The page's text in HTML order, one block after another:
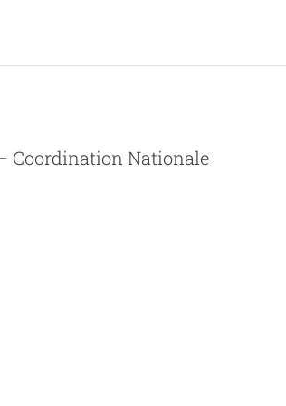
Coordination Nationale